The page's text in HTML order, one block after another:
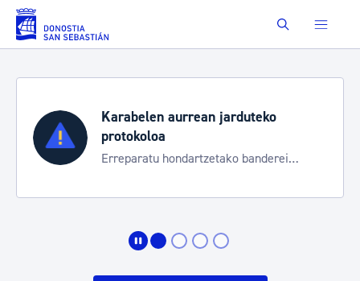
Eduki nagusira joan Buscar
Karabelen aurrean jarduteko
protokoloa
Erreparatu hondartzetako banderei